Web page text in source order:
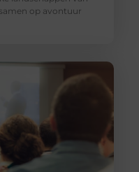
op avontuur